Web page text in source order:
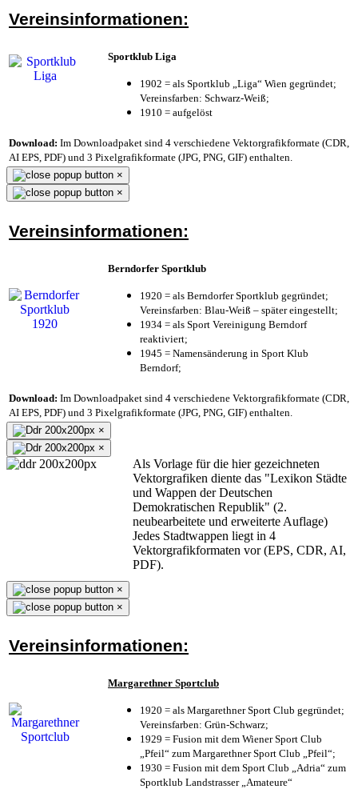
Vereinsinformationen:
Sportklub Liga
1902 = als Sportklub „Liga“ Wien gegründet;
Vereinsfarben: Schwarz-Weiß;
1910 = aufgelöst
Download: Im Downloadpaket sind 4 verschiedene Vektorgrafikformate (CDR,
AI EPS, PDF) und 3 Pixelgrafikformate (JPG, PNG, GIF) enthalten.
×
×
Vereinsinformationen:
Berndorfer Sportklub
1920 = als Berndorfer Sportklub gegründet;
Vereinsfarben: Blau-Weiß – später eingestellt;
1934 = als Sport Vereinigung Berndorf
reaktiviert;
1945 = Namensänderung in Sport Klub
Berndorf;
Download: Im Downloadpaket sind 4 verschiedene Vektorgrafikformate (CDR,
AI EPS, PDF) und 3 Pixelgrafikformate (JPG, PNG, GIF) enthalten.
×
×
Als Vorlage für die hier gezeichneten
Vektorgrafiken diente das "Lexikon Städte
und Wappen der Deutschen
Demokratischen Republik" (2.
neubearbeitete und erweiterte Auflage)
Jedes Stadtwappen liegt in 4
Vektorgrafikformaten vor (EPS, CDR, AI,
PDF).
×
×
Vereinsinformationen:
Margarethner Sportclub
1920 = als Margarethner Sport Club gegründet;
Vereinsfarben: Grün-Schwarz;
1929 = Fusion mit dem Wiener Sport Club
„Pfeil“ zum Margarethner Sport Club „Pfeil“;
1930 = Fusion mit dem Sport Club „Adria“ zum
Sportklub Landstrasser „Amateure“